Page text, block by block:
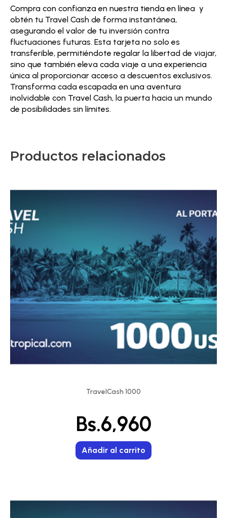
Compra con confianza en nuestra tienda en línea y
obtén tu Travel Cash de forma instantánea,
asegurando el valor de tu inversión contra
fluctuaciones futuras. Esta tarjeta no solo es
transferible, permitiéndote regalar la libertad de viajar,
sino que también eleva cada viaje a una experiencia
única al proporcionar acceso a descuentos exclusivos.
Transforma cada escapada en una aventura
inolvidable con Travel Cash, la puerta hacia un mundo
de posibilidades sin límites.
Productos relacionados
TravelCash 1000
Bs.6,960
Añadir al carrito